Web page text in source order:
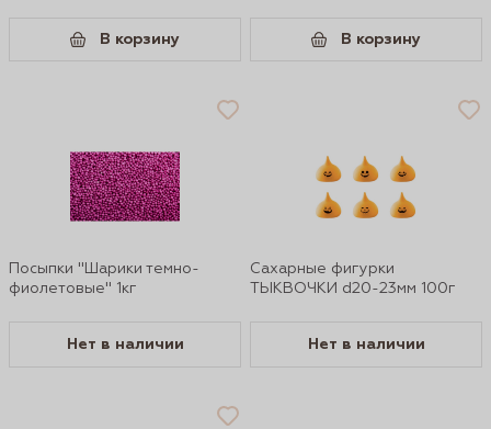
В корзину В корзину
Посыпки "Шарики темно-
фиолетовые" 1кг
Нет в наличии
Сахарные фигурки
ТЫКВОЧКИ d20-23мм 100г
Нет в наличии